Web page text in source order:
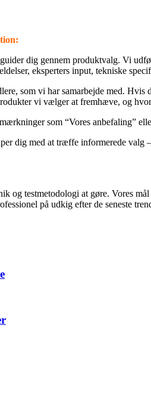
dig gennem produktvalg. Vi
eksperters input, tekniske
som vi har samarbejde med.
vi vælger at fremhæve, og
som “Vores anbefaling”
dig med at træffe informerede valg
og testmetodologi at gøre. Vores
på udkig efter de seneste